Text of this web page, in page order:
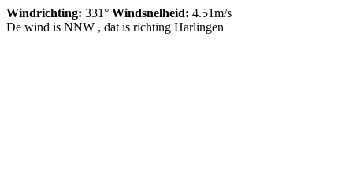
Windrichting: 331° Windsnelheid: 4.51m/s
De wind is NNW , dat is richting Harlingen